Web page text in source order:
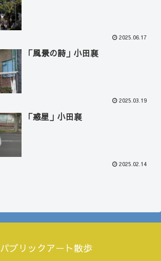
2025.06.17
「風景の詩」小田襄
2025.03.19
「惑星」小田襄
2025.02.14
パブリックアート散歩